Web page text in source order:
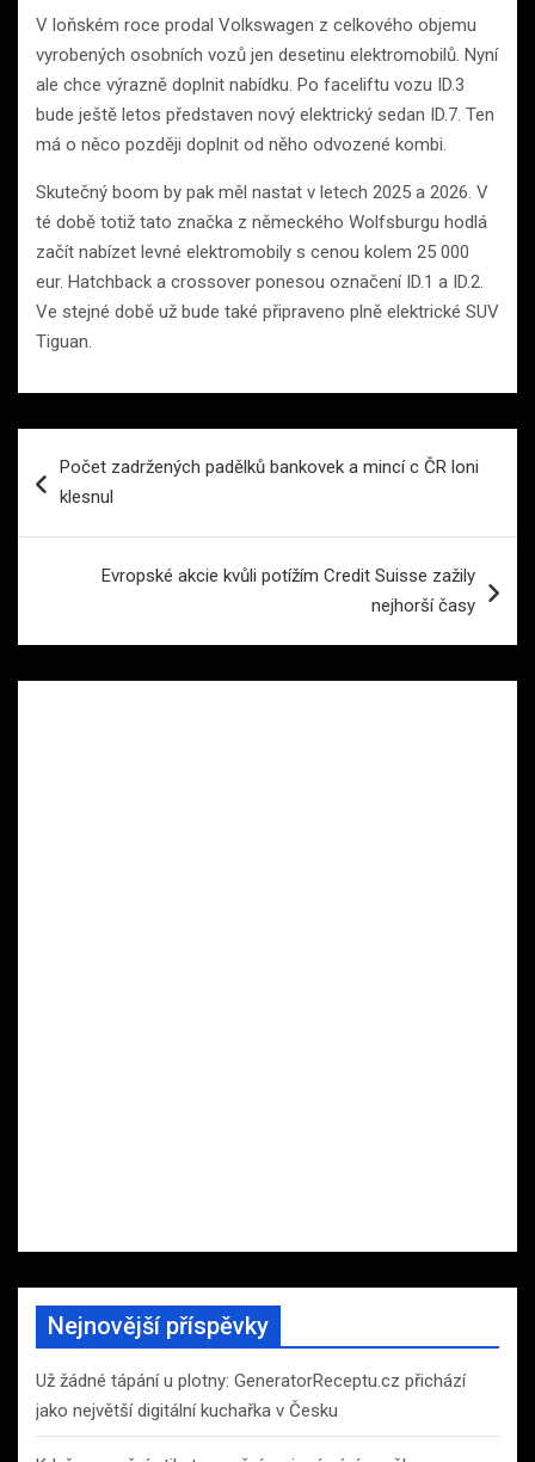
V loňském roce prodal Volkswagen z celkového objemu
vyrobených osobních vozů jen desetinu elektromobilů. Nyní
ale chce výrazně doplnit nabídku. Po faceliftu vozu ID.3
bude ještě letos představen nový elektrický sedan ID.7. Ten
má o něco později doplnit od něho odvozené kombi.
Skutečný boom by pak měl nastat v letech 2025 a 2026. V
té době totiž tato značka z německého Wolfsburgu hodlá
začít nabízet levné elektromobily s cenou kolem 25 000
eur. Hatchback a crossover ponesou označení ID.1 a ID.2.
Ve stejné době už bude také připraveno plně elektrické SUV
Tiguan.
proPočet zadržených padělků bankovek a mincí c ČR loni
klesnul
Evropské akcie kvůli potížím Credit Suisse zažily
nejhorší časy
Nejnovější příspěvky
Už žádné tápání u plotny: GeneratorReceptu.cz přichází
jako největší digitální kuchařka v Česku